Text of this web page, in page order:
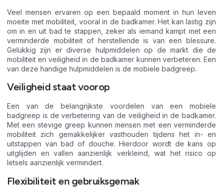
Veel mensen ervaren op een bepaald moment in hun leven
moeite met mobiliteit, vooral in de badkamer. Het kan lastig zijn
om in en uit bad te stappen, zeker als iemand kampt met een
verminderde mobiliteit of herstellende is van een blessure.
Gelukkig zijn er diverse hulpmiddelen op de markt die de
mobiliteit en veiligheid in de badkamer kunnen verbeteren. Een
van deze handige hulpmiddelen is de mobiele badgreep.
Veiligheid staat voorop
Een van de belangrijkste voordelen van een mobiele
badgreep is de verbetering van de veiligheid in de badkamer.
Met een stevige greep kunnen mensen met een verminderde
mobiliteit zich gemakkelijker vasthouden tijdens het in- en
uitstappen van bad of douche. Hierdoor wordt de kans op
uitglijden en vallen aanzienlijk verkleind, wat het risico op
letsels aanzienlijk vermindert.
Flexibiliteit en gebruiksgemak